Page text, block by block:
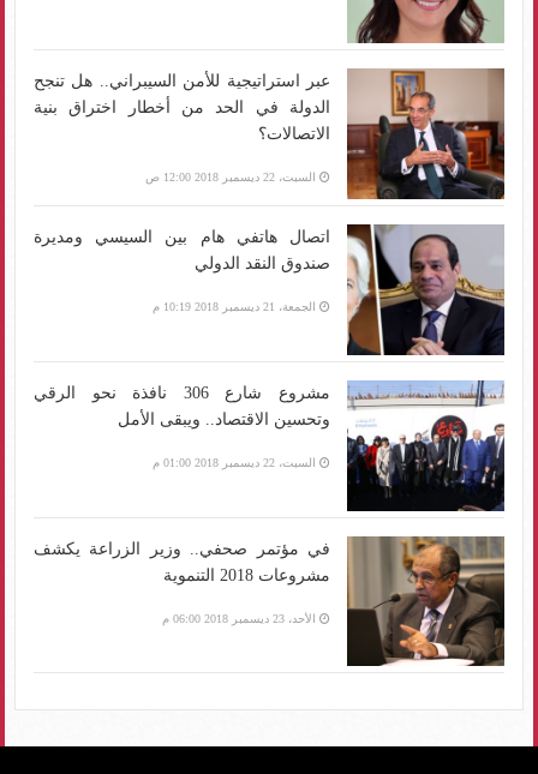
عبر استراتيجية للأمن السيبراني.. هل تنجح
الدولة في الحد من أخطار اختراق بنية
الاتصالات؟
السبت، 22 ديسمبر 2018 12:00 ص
اتصال هاتفي هام بين السيسي ومديرة
صندوق النقد الدولي
الجمعة، 21 ديسمبر 2018 10:19 م
مشروع شارع 306 نافذة نحو الرقي
وتحسين الاقتصاد.. ويبقى الأمل
السبت، 22 ديسمبر 2018 01:00 م
في مؤتمر صحفي.. وزير الزراعة يكشف
مشروعات 2018 التنموية
الأحد، 23 ديسمبر 2018 06:00 م